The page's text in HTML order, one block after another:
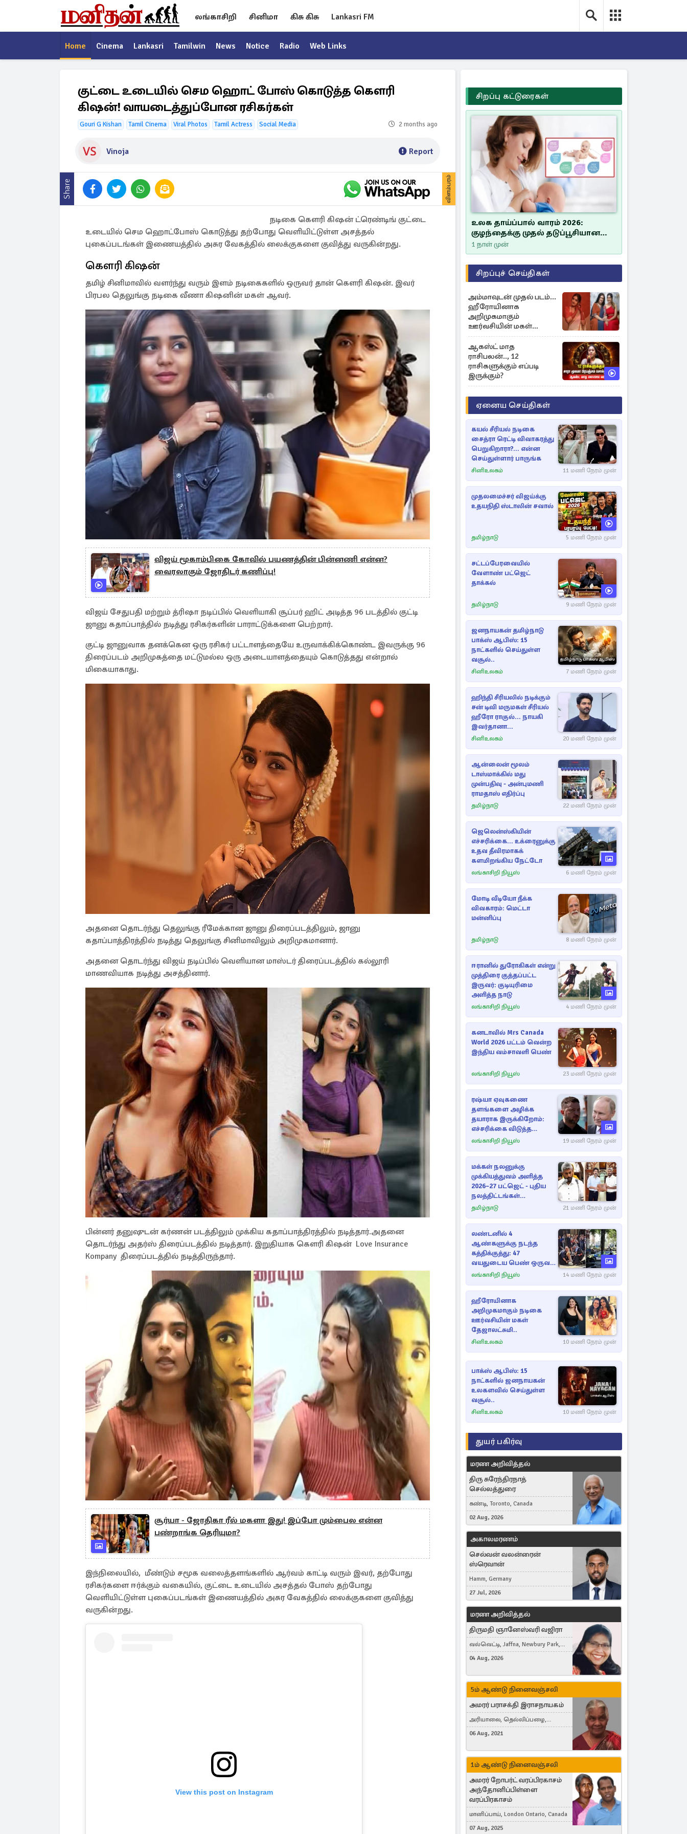
லங்காசிறி சினிமா கிசு கிசு Lankasri FM
Home Cinema Lankasri Tamilwin News Notice Radio Web Links
குட்டை உடையில் செம ஹொட் போஸ் கொடுத்த கௌரி
கிஷன்! வாயடைத்துப்போன ரசிகர்கள்
Gouri G Kishan Tamil Cinema Viral Photos Tamil Actress Social Media 2 months ago
Vinoja Report
Share விளம்பரம்
நடிகை கௌரி கிஷன் ட்ரெண்டிங் குட்டை
உடையில் செம ஹொட்போஸ் கொடுத்து தற்போது வெளியிட்டுள்ள அசத்தல்
புகைப்படங்கள் இணையத்தில் அசுர வேகத்தில் லைக்குகளை குவித்து வருகின்றது.
கௌரி கிஷன்
தமிழ் சினிமாவில் வளர்ந்து வரும் இளம் நடிகைகளில் ஒருவர் தான் கௌரி கிஷன். இவர்
பிரபல தெலுங்கு நடிகை வீணா கிஷனின் மகள் ஆவர்.
விஜய் மூகாம்பிகை கோவில் பயணத்தின் பின்னணி என்ன?
வைரலாகும் ஜோதிடர் கணிப்பு!
விஜய் சேதுபதி மற்றும் த்ரிஷா நடிப்பில் வெளியாகி சூப்பர் ஹிட் அடித்த 96 படத்தில் குட்டி
ஜானு கதாப்பாத்தில் நடித்து ரசிகர்களின் பாராட்டுக்களை பெற்றார்.
குட்டி ஜானுவாக தனக்கென ஒரு ரசிகர் பட்டாளத்தையே உருவாக்கிக்கொண்ட இவருக்கு 96
திரைப்படம் அறிமுகத்தை மட்டுமல்ல ஒரு அடையாளத்தையும் கொடுத்தது என்றால்
மிகையாகாது.
அதனை தொடர்ந்து தெலுங்கு ரீமேக்கான ஜானு திரைப்படத்திலும், ஜானு
கதாப்பாத்திரத்தில் நடித்து தெலுங்கு சினிமாவிலும் அறிமுகமானார்.
அதனை தொடர்ந்து விஜய் நடிப்பில் வெளியான மாஸ்டர் திரைப்படத்தில் கல்லூரி
மாணவியாக நடித்து அசத்தினார்.
பின்னர் தனுஷுடன் கர்ணன் படத்திலும் முக்கிய கதாப்பாத்திரத்தில் நடித்தார்.அதனை
தொடர்ந்து அதர்ஸ் திரைப்படத்தில் நடித்தார். இறுதியாக கௌரி கிஷன் Love Insurance
Kompany திரைப்படத்தில் நடித்திருந்தார்.
சூர்யா - ஜோதிகா ரீல் மகளா இது! இப்போ மும்பைல என்ன
பண்றாங்க தெரியுமா?
இந்நிலையில், மீண்டும் சமூக வலைத்தளங்களில் ஆர்வம் காட்டி வரும் இவர், தற்போது
ரசிகர்களை ஈர்க்கும் வகையில், குட்டை உடையில் அசத்தல் போஸ் தற்போது
வெளியிட்டுள்ள புகைப்படங்கள் இணையத்தில் அசுர வேகத்தில் லைக்குகளை குவித்து
வருகின்றது.
View this post on Instagram
சிறப்பு கட்டுரைகள்
உலக தாய்ப்பால் வாரம் 2026:
குழந்தைக்கு முதல் தடுப்பூசியான
சீம்பாலின் முக்கியத்துவம்!
1 நாள் முன்
சிறப்புச் செய்திகள்
அம்மாவுடன் முதல் படம்...
ஹீரோயினாக
அறிமுகமாகும்
ஊர்வசியின் மகள்
தேஜலட்சுமி!
ஆகஸ்ட் மாத
ராசிபலன்.., 12
ராசிகளுக்கும் எப்படி
இருக்கும்?
ஏனைய செய்திகள்
கயல் சீரியல் நடிகை
சைத்ரா ரெட்டி விவாகரத்து
பெறுகிறாரா?... என்ன
செய்துள்ளார் பாருங்க
சினிஉலகம் 11 மணி நேரம் முன்
முதலமைச்சர் விஜய்க்கு
உதயநிதி ஸ்டாலின் சவால்
தமிழ்நாடு 5 மணி நேரம் முன்
சட்டப்பேரவையில்
வேளாண் பட்ஜெட்
தாக்கல்
தமிழ்நாடு 9 மணி நேரம் முன்
ஜனநாயகன் தமிழ்நாடு
பாக்ஸ் ஆபிஸ்: 15
நாட்களில் செய்துள்ள
வசூல்..
சினிஉலகம் 7 மணி நேரம் முன்
ஹிந்தி சீரியலில் நடிக்கும்
சன் டிவி மருமகள் சீரியல்
ஹீரோ ராகுல்... நாயகி
இவர்தானா...
சினிஉலகம் 20 மணி நேரம் முன்
ஆன்லைன் மூலம்
டாஸ்மாக்கில் மது
முன்பதிவு - அன்புமணி
ராமதாஸ் எதிர்ப்பு
தமிழ்நாடு 22 மணி நேரம் முன்
ஜெலென்ஸ்கியின்
எச்சரிக்கை... உக்ரைனுக்கு
உதவ தீவிரமாகக்
களமிறங்கிய நேட்டோ
லங்காசிறி நியூஸ் 6 மணி நேரம் முன்
மோடி வீடியோ நீக்க
விவகாரம்: மெட்டா
மன்னிப்பு
தமிழ்நாடு 8 மணி நேரம் முன்
ஈரானில் துரோகிகள் என்று
முத்திரை குத்தப்பட்ட
இருவர்: குடியுரிமை
அளித்த நாடு
லங்காசிறி நியூஸ் 4 மணி நேரம் முன்
கனடாவில் Mrs Canada
World 2026 பட்டம் வென்ற
இந்திய வம்சாவளி பெண்
லங்காசிறி நியூஸ் 23 மணி நேரம் முன்
ரஷ்யா ஏவுகணை
தளங்களை அழிக்க
தயாராக இருக்கிறோம்:
எச்சரிக்கை விடுத்த
ஜெலென்ஸ்கி
லங்காசிறி நியூஸ் 19 மணி நேரம் முன்
மக்கள் நலனுக்கு
முக்கியத்துவம் அளித்த
2026–27 பட்ஜெட் - புதிய
நலத்திட்டங்கள்
என்னென்ன?
தமிழ்நாடு 21 மணி நேரம் முன்
லண்டனில் 4
ஆண்களுக்கு நடந்த
கத்திக்குத்து: 47
வயதுடைய பெண் ஒருவர்
கைது
லங்காசிறி நியூஸ் 14 மணி நேரம் முன்
ஹீரோயினாக
அறிமுகமாகும் நடிகை
ஊர்வசியின் மகள்
தேஜாலட்சுமி..
சினிஉலகம் 10 மணி நேரம் முன்
பாக்ஸ் ஆபிஸ்: 15
நாட்களில் ஜனநாயகன்
உலகளவில் செய்துள்ள
வசூல்..
சினிஉலகம் 10 மணி நேரம் முன்
துயர் பகிர்வு
மரண அறிவித்தல்
திரு சுரேந்திரநாத்
செல்லத்துரை
கண்டி, Toronto, Canada
02 Aug, 2026
அகாலமரணம்
செல்வன் வலன்ரைன்
ஸ்ரெவான்
Hamm, Germany
27 Jul, 2026
மரண அறிவித்தல்
திருமதி ஞானேஸ்வரி வஜிரா
வல்வெட்டி, Jaffna, Newbury Park,
United Kingdom
04 Aug, 2026
5ம் ஆண்டு நினைவஞ்சலி
அமரர் பராசக்தி இராசநாயகம்
அரியாலை, தெல்லிப்பழை,
Montreal, Canada
06 Aug, 2021
1ம் ஆண்டு நினைவஞ்சலி
அமரர் றோபர்ட் வரப்பிரகாசம்
அந்தோனிப்பிள்ளை
வரப்பிரகாசம்
மானிப்பாய், London Ontario, Canada
07 Aug, 2025